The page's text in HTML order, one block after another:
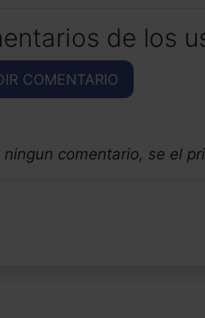
de los
COMENTARIO
ningun comentario, se el